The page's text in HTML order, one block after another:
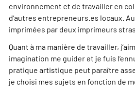
environnement et de travailler en
d’autres entrepreneurs.es locaux.
imprimées par deux imprimeurs
Quant à ma manière de travailler,
imagination me guider et je fuis
pratique artistique peut paraître
je choisi mes sujets en fonction de